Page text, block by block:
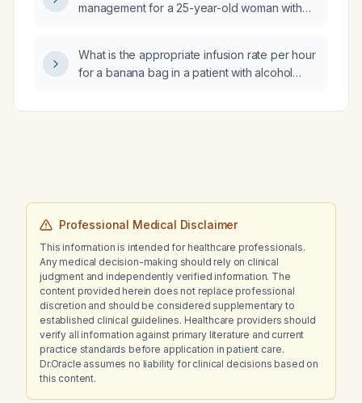
management for a 25-year-old woman with
menstrual period one week ago?
What is the appropriate infusion rate per hour
for a banana bag in a patient with alcohol
Professional Medical Disclaimer
This information is intended for healthcare professionals.
Any medical decision-making should rely on clinical
judgment and independently verified information. The
content provided herein does not replace professional
discretion and should be considered supplementary to
established clinical guidelines. Healthcare providers should
verify all information against primary literature and current
practice standards before application in patient care.
Dr.Oracle assumes no liability for clinical decisions based on
this content.